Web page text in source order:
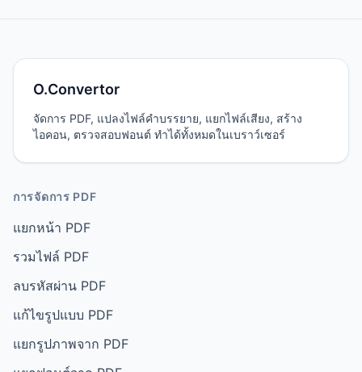
O.Convertor
จัดการ PDF, แปลงไฟล์คำบรรยาย, แยกไฟล์เสียง, สร้าง
ไอคอน, ตรวจสอบฟอนต์ ทำได้ทั้งหมดในเบราว์เซอร์
การจัดการ PDF
แยกหน้า PDF
รวมไฟล์ PDF
ลบรหัสผ่าน PDF
แก้ไขรูปแบบ PDF
แยกรูปภาพจาก PDF